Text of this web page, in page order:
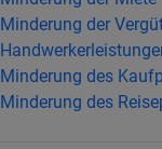
Minderung der
Minderung des
Minderung des